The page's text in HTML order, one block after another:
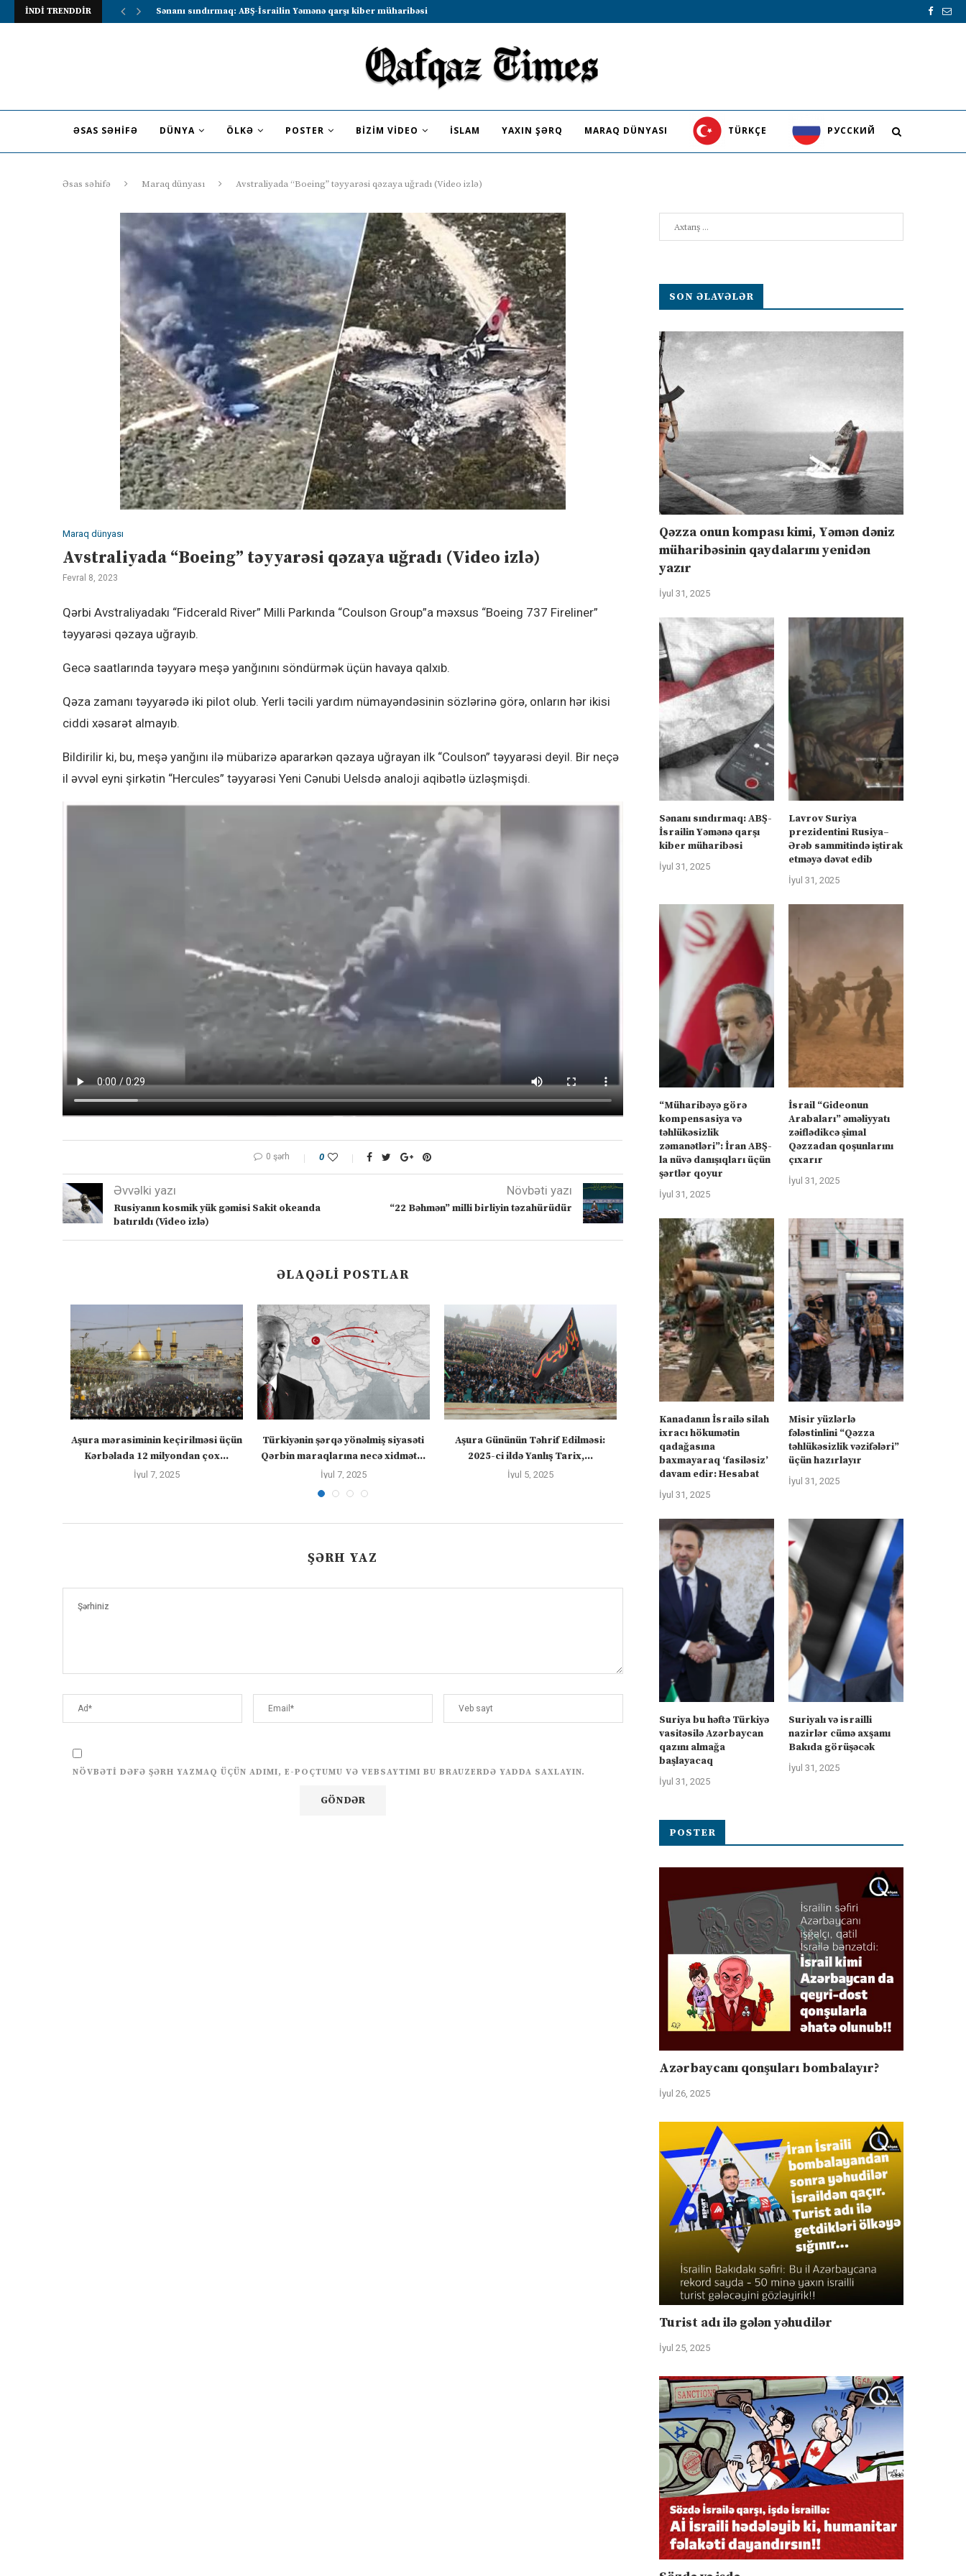
İNDİ TRENDDİR Lavrov Suriya prezidentini Rusiya–Ərəb sammitində iştirak etməyə dəvət...
ƏSAS SƏHIFƏ DÜNYA ÖLKƏ POSTER BIZIM VIDEO İSLAM YAXIN ŞƏRQ MARAQ DÜNYASI TÜRKÇE PУССКИЙ
Əsas səhifə Maraq dünyası Avstraliyada “Boeing” təyyarəsi qəzaya uğradı (Video izlə)
Maraq dünyası
Avstraliyada “Boeing” təyyarəsi qəzaya uğradı (Video izlə)
Fevral 8, 2023
Qərbi Avstraliyadakı “Fidcerald River” Milli Parkında “Coulson Group”a məxsus “Boeing 737 Fireliner”
təyyarəsi qəzaya uğrayıb.
Gecə saatlarında təyyarə meşə yanğınını söndürmək üçün havaya qalxıb.
Qəza zamanı təyyarədə iki pilot olub. Yerli təcili yardım nümayəndəsinin sözlərinə görə, onların hər ikisi
ciddi xəsarət almayıb.
Bildirilir ki, bu, meşə yanğını ilə mübarizə apararkən qəzaya uğrayan ilk “Coulson” təyyarəsi deyil. Bir neçə
il əvvəl eyni şirkətin “Hercules” təyyarəsi Yeni Cənubi Uelsdə analoji aqibətlə üzləşmişdi.
0 şərh 0
Əvvəlki yazı
Rusiyanın kosmik yük gəmisi Sakit okeanda
batırıldı (Video izlə)
Növbəti yazı
“22 Bəhmən” milli birliyin təzahürüdür
ƏLAQƏLI POSTLAR
Aşura mərasiminin keçirilməsi üçün
Kərbəlada 12 milyondan çox...
İyul 7, 2025
Türkiyənin şərqə yönəlmiş siyasəti
Qərbin maraqlarına necə xidmət...
İyul 7, 2025
Aşura Gününün Təhrif Edilməsi:
2025-ci ildə Yanlış Tarix,...
İyul 5, 2025
Türkiyə Afrikanın neft və qazına can
atır –...
İyul 4, 2025
Türkiyə Afrikanın neft və
ŞƏRH YAZ
NÖVBƏTI DƏFƏ ŞƏRH YAZMAQ ÜÇÜN ADIMI, E-POÇTUMU VƏ VEBSAYTIMI BU BRAUZERDƏ YADDA SAXLAYIN.
SON ƏLAVƏLƏR
Qəzza onun kompası kimi, Yəmən dəniz
müharibəsinin qaydalarını yenidən
yazır
İyul 31, 2025
Sənanı sındırmaq: ABŞ-
İsrailin Yəmənə qarşı
kiber müharibəsi
İyul 31, 2025
Lavrov Suriya
prezidentini Rusiya–
Ərəb sammitində iştirak
etməyə dəvət edib
İyul 31, 2025
“Müharibəyə görə
kompensasiya və
təhlükəsizlik
zəmanətləri”: İran ABŞ-
la nüvə danışıqları üçün
şərtlər qoyur
İyul 31, 2025
İsrail “Gideonun
Arabaları” əməliyyatı
zəiflədikcə şimal
Qəzzadan qoşunlarını
çıxarır
İyul 31, 2025
Kanadanın İsrailə silah
ixracı hökumətin
qadağasına
baxmayaraq ‘fasiləsiz’
davam edir: Hesabat
İyul 31, 2025
Misir yüzlərlə
fələstinlini “Qəzza
təhlükəsizlik vəzifələri”
üçün hazırlayır
İyul 31, 2025
Suriya bu həftə Türkiyə
vasitəsilə Azərbaycan
qazını almağa
başlayacaq
İyul 31, 2025
Suriyalı və israilli
nazirlər cümə axşamı
Bakıda görüşəcək
İyul 31, 2025
POSTER
Azərbaycanı qonşuları bombalayır?
İyul 26, 2025
Turist adı ilə gələn yəhudilər
İyul 25, 2025